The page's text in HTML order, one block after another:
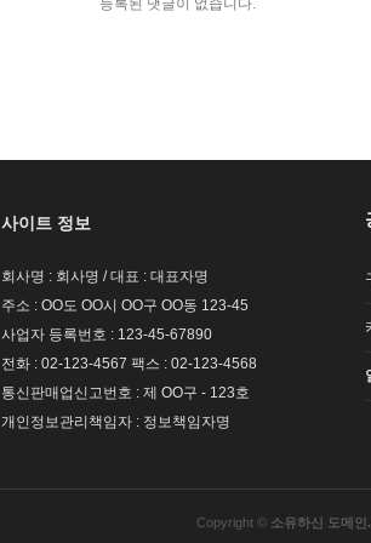
등록된 댓글이 없습니다.
사이트 정보
회사명 : 회사명 / 대표 : 대표자명
주소 : OO도 OO시 OO구 OO동 123-45
사업자 등록번호 : 123-45-67890
전화 : 02-123-4567 팩스 : 02-123-4568
통신판매업신고번호 : 제 OO구 - 123호
개인정보관리책임자 : 정보책임자명
Copyright © 소유하신 도메인.